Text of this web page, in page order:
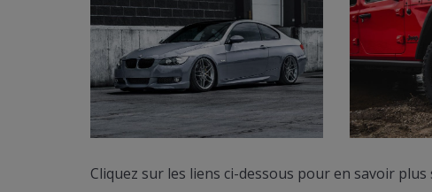
Cliquez sur les liens ci-dessous pour en savoir